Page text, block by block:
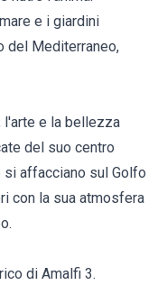
e i giardini
del Mediterraneo,
l'arte e la bellezza
del suo centro
affacciano sul Golfo
con la sua atmosfera
di Amalfi 3.